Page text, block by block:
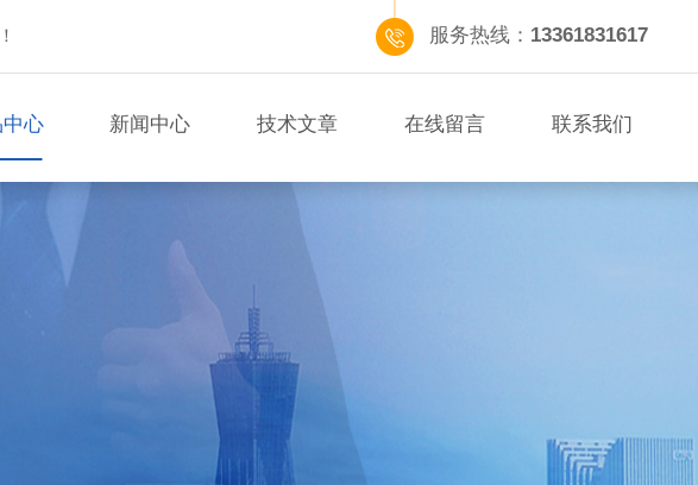
服务热线： 13361831617
心 新闻中心 技术文章 在线留言 联系我们